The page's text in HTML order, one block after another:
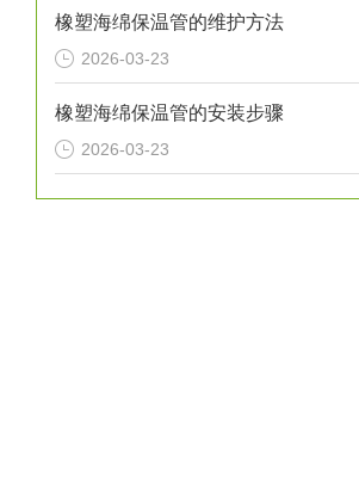
橡塑海绵保温管的维护方法
2026-03-23
橡塑海绵保温管的安装步骤
2026-03-23